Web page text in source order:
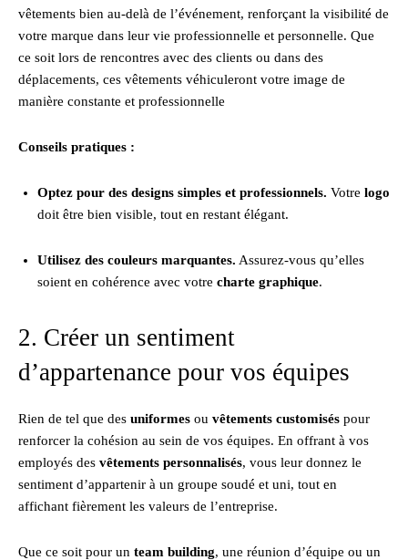
vêtements bien au-delà de l’événement, renforçant la visibilité de
votre marque dans leur vie professionnelle et personnelle. Que
ce soit lors de rencontres avec des clients ou dans des
déplacements, ces vêtements véhiculeront votre image de
manière constante et professionnelle
Conseils pratiques :
Optez pour des designs simples et professionnels. Votre logo
doit être bien visible, tout en restant élégant.
Utilisez des couleurs marquantes. Assurez-vous qu’elles
soient en cohérence avec votre charte graphique.
2. Créer un sentiment
d’appartenance pour vos équipes
Rien de tel que des uniformes ou vêtements customisés pour
renforcer la cohésion au sein de vos équipes. En offrant à vos
employés des vêtements personnalisés, vous leur donnez le
sentiment d’appartenir à un groupe soudé et uni, tout en
affichant fièrement les valeurs de l’entreprise.
Que ce soit pour un team building, une réunion d’équipe ou un